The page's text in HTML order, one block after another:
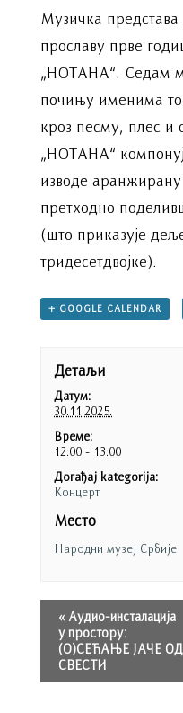
Музичка
прославу прве
„НОТАНА“. Седам
почињу именима
кроз песму, плес и
„НОТАНА“
изводе
претходно
(што приказује
тридесетдвојке).
+ GOOGLE CALENDAR
Детаљи
Датум:
30.11.2025.
Време:
12:00 - 13:00
Догађај kategorija:
Концерт
Место
Народни музеј Србије
«Аудио-инсталација
у простору:
(О)СЕЋАЊЕ ЈАЧЕ ОД
СВЕСТИ